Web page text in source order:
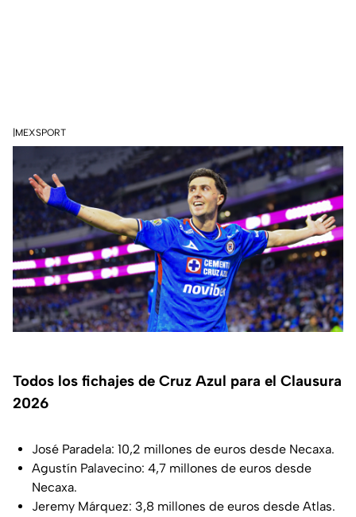
|MEXSPORT
Todos los fichajes de Cruz Azul para el Clausura
2026
José Paradela: 10,2 millones de euros desde Necaxa.
Agustín Palavecino: 4,7 millones de euros desde
Necaxa.
Jeremy Márquez: 3,8 millones de euros desde Atlas.